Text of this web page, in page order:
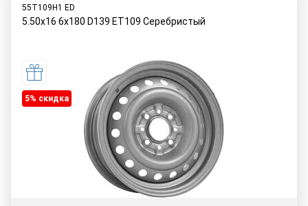
55T109H1 ED
5.50x16 6x180 D139 ET109 Серебристый
5% cкидка